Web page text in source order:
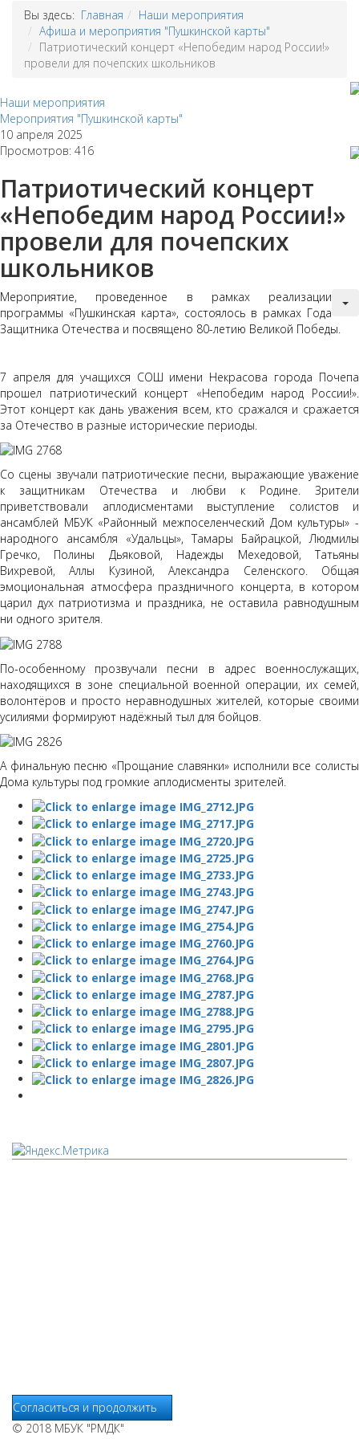
Вы здесь: Главная
Наши мероприятия
Афиша и мероприятия "Пушкинской карты"
Патриотический концерт «Непобедим народ России!»
провели для почепских школьников
Наши мероприятия
Мероприятия "Пушкинской карты"
10 апреля 2025
Просмотров: 416
Патриотический концерт
«Непобедим народ России!»
провели для почепских
школьников
Мероприятие, проведенное в рамках реализации
программы «Пушкинская карта», состоялось в рамках Года
Защитника Отечества и посвящено 80-летию Великой Победы.
7 апреля для учащихся СОШ имени Некрасова города Почепа
прошел патриотический концерт «Непобедим народ России!».
Этот концерт как дань уважения всем, кто сражался и сражается
за Отечество в разные исторические периоды.
Со сцены звучали патриотические песни, выражающие уважение
к защитникам Отечества и любви к Родине. Зрители
приветствовали аплодисментами выступление солистов и
ансамблей МБУК «Районный межпоселенческий Дом культуры» -
народного ансамбля «Удальцы», Тамары Байрацкой, Людмилы
Гречко, Полины Дьяковой, Надежды Мехедовой, Татьяны
Вихревой, Аллы Кузиной, Александра Селенского. Общая
эмоциональная атмосфера праздничного концерта, в котором
царил дух патриотизма и праздника, не оставила равнодушным
ни одного зрителя.
По-особенному прозвучали песни в адрес военнослужащих,
находящихся в зоне специальной военной операции, их семей,
волонтёров и просто неравнодушных жителей, которые своими
усилиями формируют надёжный тыл для бойцов.
А финальную песню «Прощание славянки» исполнили все солисты
Дома культуры под громкие аплодисменты зрителей.
Согласиться и продолжить
© 2018 МБУК "РМДК"